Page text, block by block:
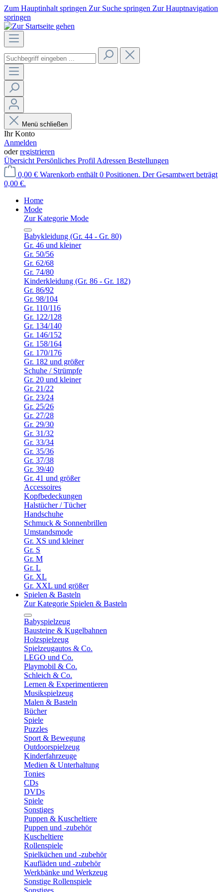
Zum Hauptinhalt springen Zur Suche springen Zur Hauptnavigation
springen
Menü schließen
Ihr Konto
Anmelden
oderregistrieren
Übersicht Persönliches Profil Adressen Bestellungen
0,00 € Warenkorb enthält 0 Positionen. Der Gesamtwert beträgt
0,00 €.
Home
Mode
Zur Kategorie Mode
Babykleidung (Gr. 44 - Gr. 80)
Gr. 46 und kleiner
Gr. 50/56
Gr. 62/68
Gr. 74/80
Kinderkleidung (Gr. 86 - Gr. 182)
Gr. 86/92
Gr. 98/104
Gr. 110/116
Gr. 122/128
Gr. 134/140
Gr. 146/152
Gr. 158/164
Gr. 170/176
Gr. 182 und größer
Schuhe / Strümpfe
Gr. 20 und kleiner
Gr. 21/22
Gr. 23/24
Gr. 25/26
Gr. 27/28
Gr. 29/30
Gr. 31/32
Gr. 33/34
Gr. 35/36
Gr. 37/38
Gr. 39/40
Gr. 41 und größer
Accessoires
Kopfbedeckungen
Halstücher / Tücher
Handschuhe
Schmuck & Sonnenbrillen
Umstandsmode
Gr. XS und kleiner
Gr. S
Gr. M
Gr. L
Gr. XL
Gr. XXL und größer
Spielen & Basteln
Zur Kategorie Spielen & Basteln
Babyspielzeug
Bausteine & Kugelbahnen
Holzspielzeug
Spielzeugautos & Co.
LEGO und Co.
Playmobil & Co.
Schleich & Co.
Lernen & Experimentieren
Musikspielzeug
Malen & Basteln
Bücher
Spiele
Puzzles
Sport & Bewegung
Outdoorspielzeug
Kinderfahrzeuge
Medien & Unterhaltung
Tonies
CDs
DVDs
Spiele
Sonstiges
Puppen & Kuscheltiere
Puppen und -zubehör
Kuscheltiere
Rollenspiele
Spielküchen und -zubehör
Kaufläden und -zubehör
Werkbänke und Werkzeug
Sonstige Rollenspiele
Sonstiges